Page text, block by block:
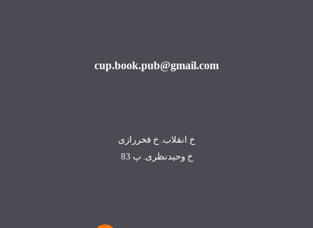
cup.book.pub@gmail.com
خ انقلاب. خ فخررازی
خ وحیدنظری. پ 83